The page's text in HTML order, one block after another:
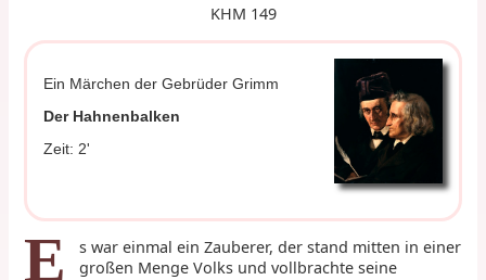
KHM 149
Ein Märchen der Gebrüder Grimm
Der Hahnenbalken
Zeit: 2'
E
s war einmal ein Zauberer, der stand mitten in einer
großen Menge Volks und vollbrachte seine